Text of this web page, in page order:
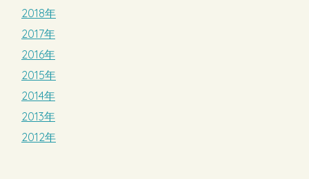
2018年
2017年
2016年
2015年
2014年
2013年
2012年